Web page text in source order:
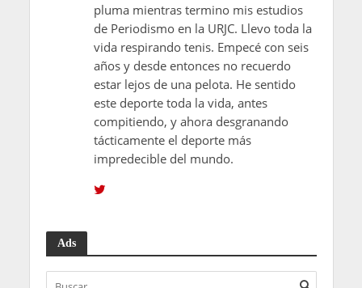
pluma mientras termino mis estudios
de Periodismo en la URJC. Llevo toda la
vida respirando tenis. Empecé con seis
años y desde entonces no recuerdo
estar lejos de una pelota. He sentido
este deporte toda la vida, antes
compitiendo, y ahora desgranando
tácticamente el deporte más
impredecible del mundo.
Ads